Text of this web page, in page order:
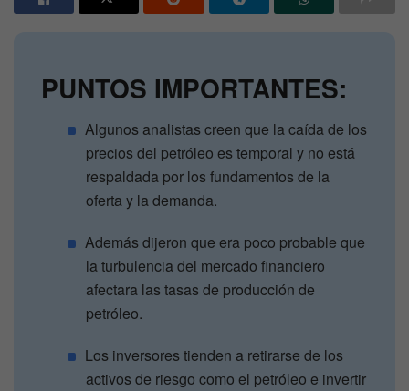
PUNTOS IMPORTANTES:
Algunos analistas creen que la caída de los
precios del petróleo es temporal y no está
respaldada por los fundamentos de la
oferta y la demanda.
Además dijeron que era poco probable que
la turbulencia del mercado financiero
afectara las tasas de producción de
petróleo.
Los inversores tienden a retirarse de los
activos de riesgo como el petróleo e invertir